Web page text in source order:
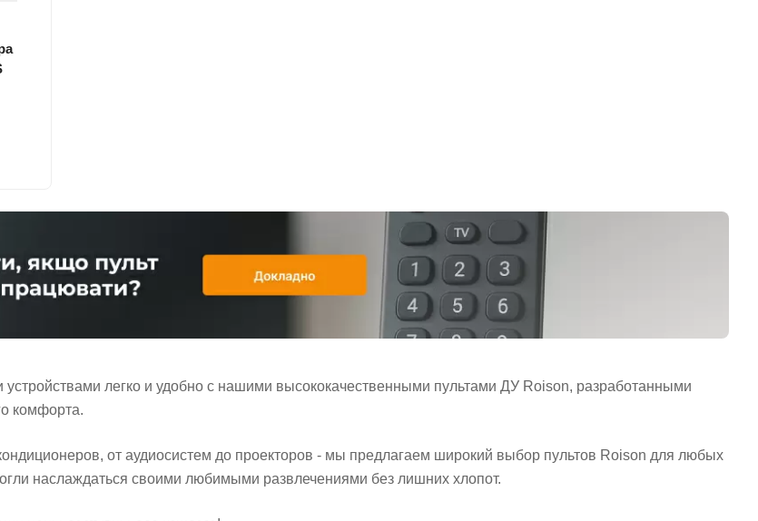
устройствами легко и удобно с нашими высококачественными пультами ДУ Roison, разработанными
комфорта.
от аудиосистем до проекторов - мы предлагаем широкий выбор пультов Roison для любых
наслаждаться своими любимыми развлечениями без лишних хлопот.